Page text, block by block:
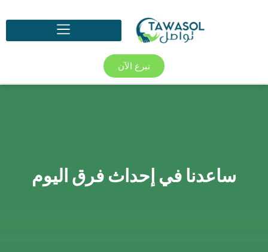
تبرع الآن
ساعدنا في إحداث فرق اليوم